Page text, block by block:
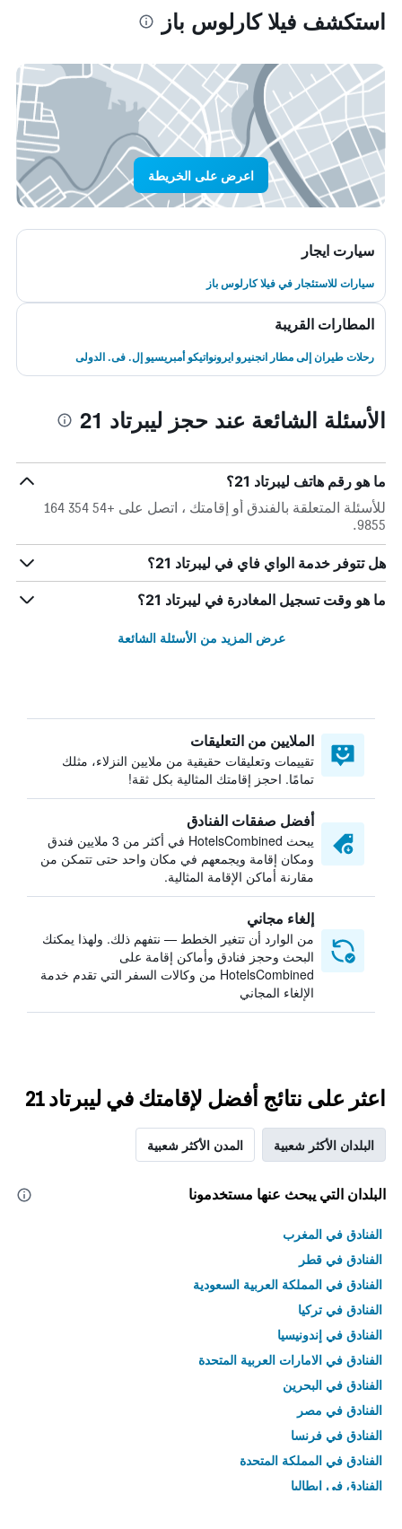
استكشف فيلا كارلوس باز
اعرض على الخريطة
سيارت ايجار
سيارات للاستئجار في فيلا كارلوس باز
المطارات القريبة
رحلات طيران إلى مطار انجنيرو ايرونواتيكو أمبريسيو إل. فى. الدولى
الأسئلة الشائعة عند حجز ليبرتاد 21
ما هو رقم هاتف ليبرتاد 21؟
للأسئلة المتعلقة بالفندق أو إقامتك ، اتصل على +54 354 164
9855.
هل تتوفر خدمة الواي فاي في ليبرتاد 21؟
ما هو وقت تسجيل المغادرة في ليبرتاد 21؟
عرض المزيد من الأسئلة الشائعة
الملايين من التعليقات
تقييمات وتعليقات حقيقية من ملايين النزلاء، مثلك
تمامًا. احجز إقامتك المثالية بكل ثقة!
أفضل صفقات الفنادق
يبحث HotelsCombined في أكثر من 3 ملايين فندق
ومكان إقامة ويجمعهم في مكان واحد حتى تتمكن من
مقارنة أماكن الإقامة المثالية.
إلغاء مجاني
من الوارد أن تتغير الخطط — نتفهم ذلك. ولهذا يمكنك
البحث وحجز فنادق وأماكن إقامة على
HotelsCombined من وكالات السفر التي تقدم خدمة
الإلغاء المجاني
اعثر على نتائج أفضل لإقامتك في ليبرتاد 21
البلدان الأكثر شعبية المدن الأكثر شعبية
البلدان التي يبحث عنها مستخدمونا
الفنادق في المغرب
الفنادق في قطر
الفنادق في المملكة العربية السعودية
الفنادق في تركيا
الفنادق في إندونيسيا
الفنادق في الامارات العربية المتحدة
الفنادق في البحرين
الفنادق في مصر
الفنادق في فرنسا
الفنادق في المملكة المتحدة
الفنادق في إيطاليا